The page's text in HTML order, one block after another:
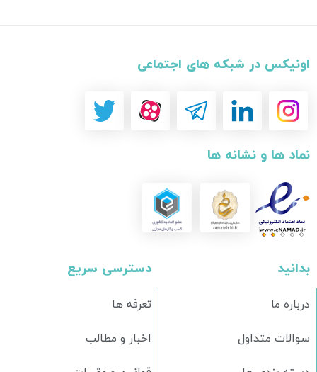
اونیکس در شبکه های اجتماعی
نماد ها و نشانه ها
دسترسی سریع
تعرفه ها
اخبار و مطالب
بدانید
درباره ما
سوالات متداول